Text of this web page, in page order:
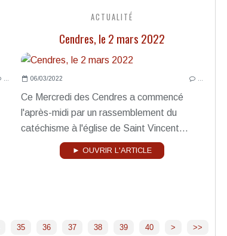
ACTUALITÉ
Cendres, le 2 mars 2022
06/03/2022
Ce Mercredi des Cendres a commencé
l'après-midi par un rassemblement du
catéchisme à l'église de Saint Vincent...
► OUVRIR L'ARTICLE
35 36 37 38 39 40 50
60
70
80
90
100
> >>